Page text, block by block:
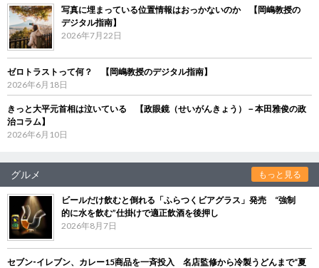
写真に埋まっている位置情報はおっかないのか 【岡嶋教授の
デジタル指南】
2026年7月22日
ゼロトラストって何？ 【岡嶋教授のデジタル指南】
2026年6月18日
きっと大平元首相は泣いている 【政眼鏡（せいがんきょう）－本田雅俊の政
治コラム】
2026年6月10日
グルメ もっと見る
ビールだけ飲むと倒れる「ふらつくビアグラス」発売 “強制
的に水を飲む”仕掛けで適正飲酒を後押し
2026年8月7日
セブン‐イレブン、カレー15商品を一斉投入 名店監修から冷製うどんまで“夏